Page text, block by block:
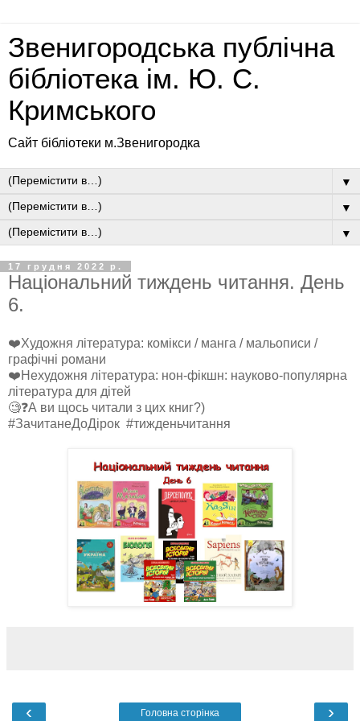
Звенигородська публічна
бібліотека ім. Ю. С.
Кримського
Сайт бібліотеки м.Звенигородка
▼
▼
▼
17 грудня 2022 р.
Національний тиждень читання. День
6.
❤️Художня література: комікси / манга / мальописи /
графічні романи
❤️Нехудожня література: нон-фікшн: науково-популярна
література для дітей
🧐❓А ви щось читали з цих книг?)
#ЗачитанеДоДірок #тижденьчитання
‹ ›
Головна сторінка